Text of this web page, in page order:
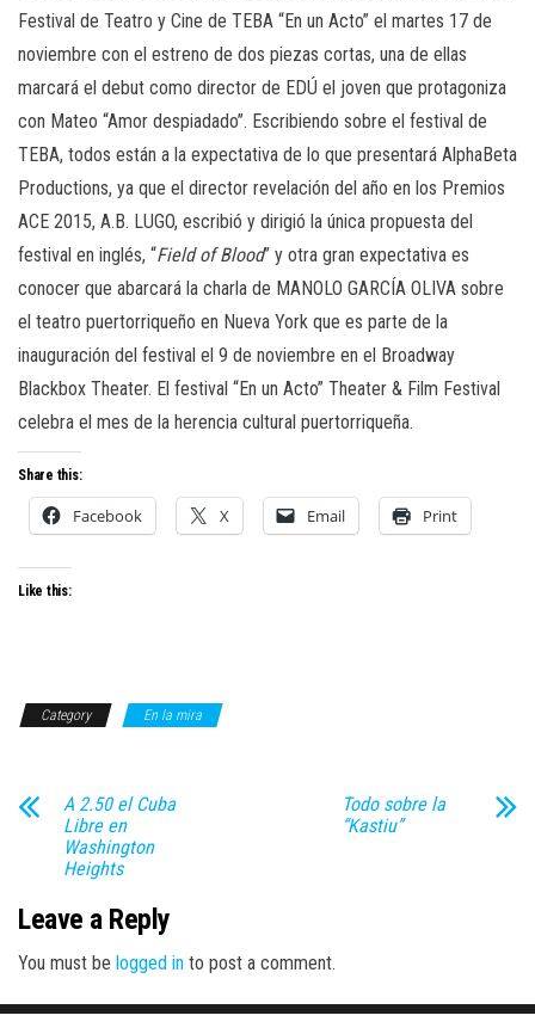
Festival de Teatro y Cine de TEBA “En un Acto” el martes 17 de
noviembre con el estreno de dos piezas cortas, una de ellas
marcará el debut como director de EDÚ el joven que protagoniza
con Mateo “Amor despiadado”. Escribiendo sobre el festival de
TEBA, todos están a la expectativa de lo que presentará AlphaBeta
Productions, ya que el director revelación del año en los Premios
ACE 2015, A.B. LUGO, escribió y dirigió la única propuesta del
festival en inglés, “Field of Blood” y otra gran expectativa es
conocer que abarcará la charla de MANOLO GARCÍA OLIVA sobre
el teatro puertorriqueño en Nueva York que es parte de la
inauguración del festival el 9 de noviembre en el Broadway
Blackbox Theater. El festival “En un Acto” Theater & Film Festival
celebra el mes de la herencia cultural puertorriqueña.
Share this:
Facebook X Email Print
Like this:
Category En la mira
A 2.50 el Cuba
Libre en
Washington
Heights
Todo sobre la
“Kastiu”
Leave a Reply
You must be logged in to post a comment.